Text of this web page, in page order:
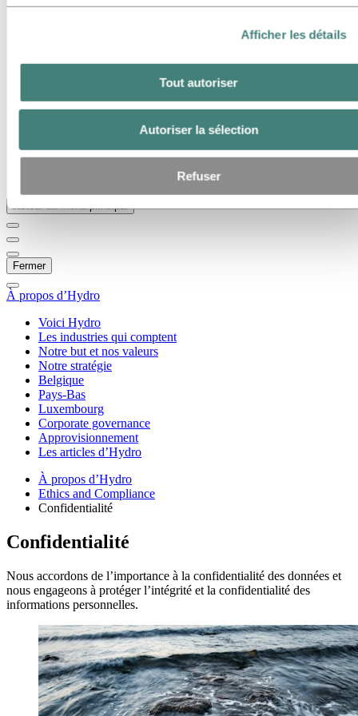
Afficher les détails
Tout autoriser
Autoriser la sélection
Refuser
Galerie multimédia
Les industries qui comptent
Belgique
Corporate governance
Retour au menu principal
Fermer
À propos d’Hydro
Voici Hydro
Les industries qui comptent
Notre but et nos valeurs
Notre stratégie
Belgique
Pays-Bas
Luxembourg
Corporate governance
Approvisionnement
Les articles d’Hydro
À propos d’Hydro
Ethics and Compliance
Confidentialité
Confidentialité
Nous accordons de l’importance à la confidentialité des données et
nous engageons à protéger l’intégrité et la confidentialité des
informations personnelles.